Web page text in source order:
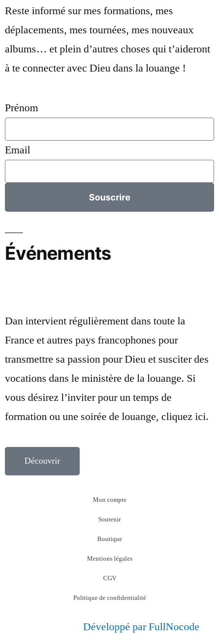
Reste informé sur mes formations, mes
déplacements, mes tournées, mes nouveaux
albums… et plein d’autres choses qui t’aideront
à te connecter avec Dieu dans la louange !
Prénom
Email
Souscrire
Événements
Dan intervient régulièrement dans toute la
France et autres pays francophones pour
transmettre sa passion pour Dieu et susciter des
vocations dans le ministère de la louange. Si
vous désirez l’inviter pour un temps de
formation ou une soirée de louange, cliquez ici.
Découvrir
Mon compte
Soutenir
Boutique
Mentions légales
CGV
Politique de confidentialité
Développé par FullNocode